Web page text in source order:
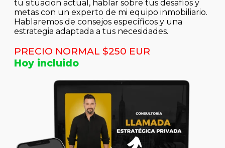
tu situación actual, hablar sobre tus desafíos y
metas con un experto de mi equipo inmobiliario.
Hablaremos de consejos específicos y una
estrategia adaptada a tus necesidades.
PRECIO NORMAL $250 EUR
Hoy incluido